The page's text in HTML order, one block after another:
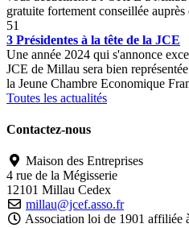
gratuite fortement conseillée
51
3 Présidentes à la tête de la JCE
Une année 2024 qui s'annonce
JCE de Millau sera bien
la Jeune Chambre Economique
Toutes les actualités
Contactez-nous
Maison des Entreprises
4 rue de la Mégisserie
12101 Millau Cedex
millau@jcef.asso.fr
Association loi de 1901 affiliée